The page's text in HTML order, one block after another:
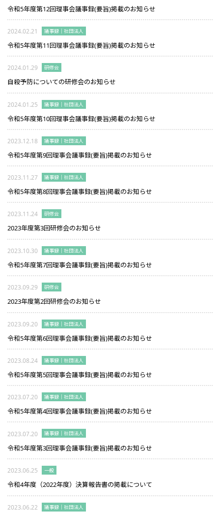
令和5年度第12回理事会議事録(要旨)掲載のお知らせ
2024.02.21 議事録｜社団法人
令和5年度第11回理事会議事録(要旨)掲載のお知らせ
2024.01.29 研修会
自殺予防についての研修会のお知らせ
2024.01.25 議事録｜社団法人
令和5年度第10回理事会議事録(要旨)掲載のお知らせ
2023.12.18 議事録｜社団法人
令和5年度第9回理事会議事録(要旨)掲載のお知らせ
2023.11.27 議事録｜社団法人
令和5年度第8回理事会議事録(要旨)掲載のお知らせ
2023.11.24 研修会
2023年度第3回研修会のお知らせ
2023.10.30 議事録｜社団法人
令和5年度第7回理事会議事録(要旨)掲載のお知らせ
2023.09.29 研修会
2023年度第2回研修会のお知らせ
2023.09.20 議事録｜社団法人
令和5年度第6回理事会議事録(要旨)掲載のお知らせ
2023.08.24 議事録｜社団法人
令和5年度第5回理事会議事録(要旨)掲載のお知らせ
2023.07.20 議事録｜社団法人
令和5年度第4回理事会議事録(要旨)掲載のお知らせ
2023.07.20 議事録｜社団法人
令和5年度第3回理事会議事録(要旨)掲載のお知らせ
2023.06.25 一般
令和4年度（2022年度）決算報告書の掲載について
2023.06.22 議事録｜社団法人